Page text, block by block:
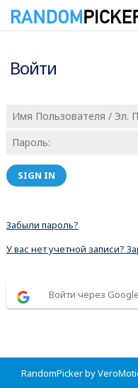
Войти
SIGN IN
Забыли пароль?
У вас нет учетной записи?
Войти через
RandomPicker by